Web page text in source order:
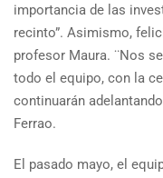
importancia de las
recinto”. Asimismo,
profesor Maura. ¨Nos
todo el equipo, con la
continuarán
Ferrao.
El pasado mayo, el